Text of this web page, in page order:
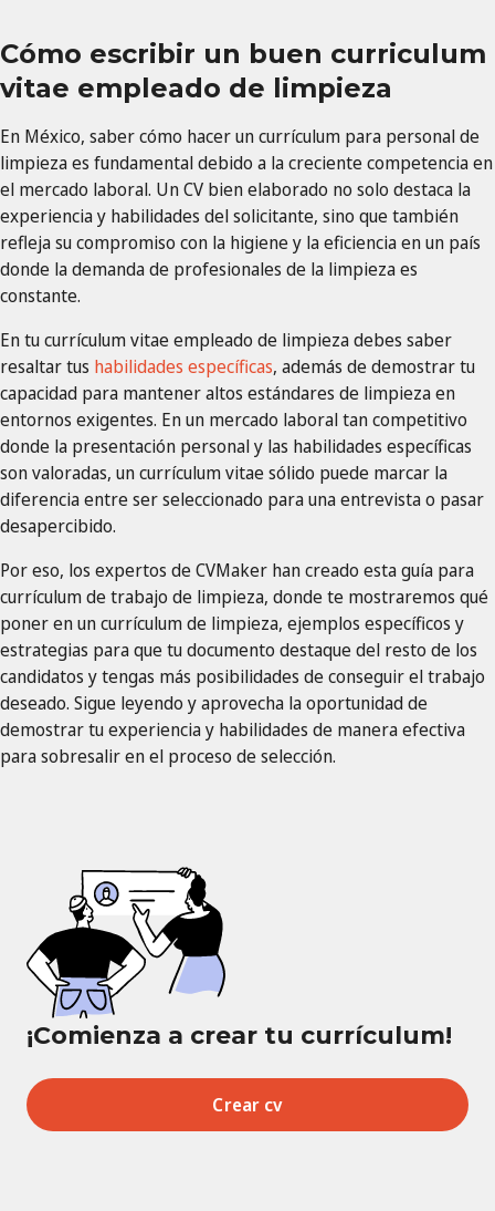
Cómo escribir un buen curriculum
vitae empleado de limpieza
En México, saber cómo hacer un currículum para personal de
limpieza es fundamental debido a la creciente competencia en
el mercado laboral. Un CV bien elaborado no solo destaca la
experiencia y habilidades del solicitante, sino que también
refleja su compromiso con la higiene y la eficiencia en un país
donde la demanda de profesionales de la limpieza es
constante.
En tu currículum vitae empleado de limpieza debes saber
resaltar tus habilidades específicas, además de demostrar tu
capacidad para mantener altos estándares de limpieza en
entornos exigentes. En un mercado laboral tan competitivo
donde la presentación personal y las habilidades específicas
son valoradas, un currículum vitae sólido puede marcar la
diferencia entre ser seleccionado para una entrevista o pasar
desapercibido.
Por eso, los expertos de CVMaker han creado esta guía para
currículum de trabajo de limpieza, donde te mostraremos qué
poner en un currículum de limpieza, ejemplos específicos y
estrategias para que tu documento destaque del resto de los
candidatos y tengas más posibilidades de conseguir el trabajo
deseado. Sigue leyendo y aprovecha la oportunidad de
demostrar tu experiencia y habilidades de manera efectiva
para sobresalir en el proceso de selección.
¡Comienza a crear tu currículum!
Crear cv